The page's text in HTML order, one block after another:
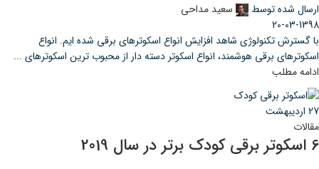
ارسال شده توسط
سعید مداحی
20-03-1398
با گسترش تکنولوژی شاهد افزایش انواع اسکوترهای برقی شده ایم. انواع
اسکوترهای برقی هوشمند، انواع اسکوتر دسته دار از محبوب ترین اسکوترهای ...
ادامه مطلب
27 اردیبهشت
مقالات
6 اسکوتر برقی کودک برتر در سال 2019